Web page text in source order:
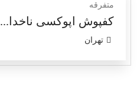
متفرقه
کفپوش اپوکسی ناخدا...
تهران